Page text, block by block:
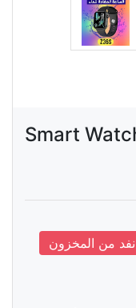
Smart
نفد من المخزون